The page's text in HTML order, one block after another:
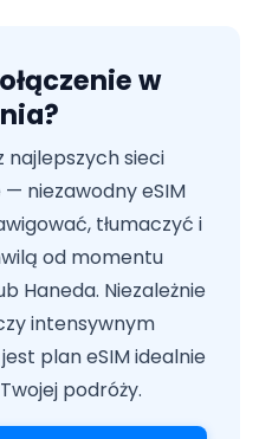
w
najlepszych sieci
niezawodny eSIM
tłumaczyć i
od momentu
Haneda. Niezależnie
intensywnym
plan eSIM idealnie
podróży.